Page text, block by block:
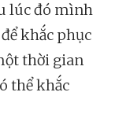
lúc đó mình
khắc phục
thời gian
thể khắc